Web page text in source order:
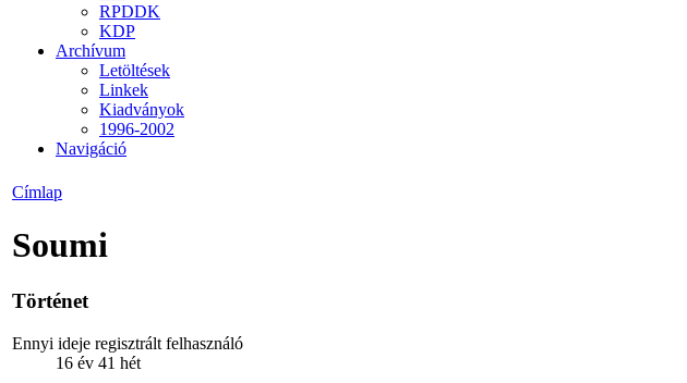
RPDDK
KDP
Archívum
Letöltések
Linkek
Kiadványok
1996-2002
Navigáció
Címlap
Soumi
Történet
Ennyi ideje regisztrált felhasználó
16 év 41 hét